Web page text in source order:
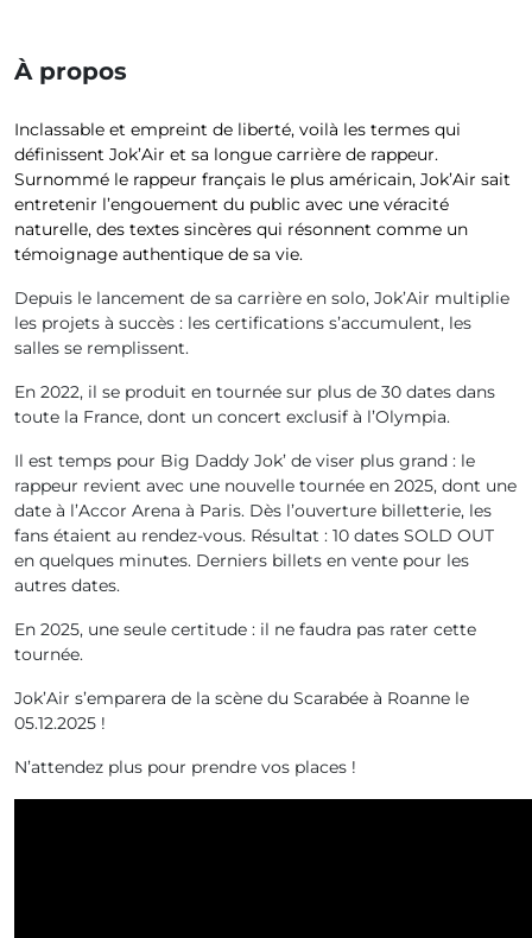
À propos
Inclassable et empreint de liberté, voilà les termes qui
définissent Jok’Air et sa longue carrière de rappeur.
Surnommé le rappeur français le plus américain, Jok’Air sait
entretenir l’engouement du public avec une véracité
naturelle, des textes sincères qui résonnent comme un
témoignage authentique de sa vie.
Depuis le lancement de sa carrière en solo, Jok’Air multiplie
les projets à succès : les certifications s’accumulent, les
salles se remplissent.
En 2022, il se produit en tournée sur plus de 30 dates dans
toute la France, dont un concert exclusif à l’Olympia.
Il est temps pour Big Daddy Jok’ de viser plus grand : le
rappeur revient avec une nouvelle tournée en 2025, dont une
date à l’Accor Arena à Paris. Dès l’ouverture billetterie, les
fans étaient au rendez-vous. Résultat : 10 dates SOLD OUT
en quelques minutes. Derniers billets en vente pour les
autres dates.
En 2025, une seule certitude : il ne faudra pas rater cette
tournée.
Jok’Air s’emparera de la scène du Scarabée à Roanne le
05.12.2025 !
N’attendez plus pour prendre vos places !